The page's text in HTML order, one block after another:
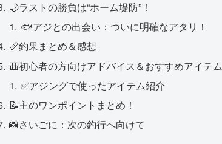
🌙ラストの勝負は“ホーム堤防”！
🐟アジとの出会い：ついに明確なアタリ！
📏釣果まとめ＆感想
🎒初心者の方向けアドバイス＆おすすめアイテム
✅アジングで使ったアイテム紹介
📝主のワンポイントまとめ！
📸さいごに：次の釣行へ向けて